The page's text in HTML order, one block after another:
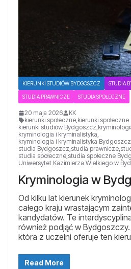
KIERUNKI STUDIÓW BYDGOSZCZ STUDIA
STUDIA PRAWNICZE STUDIA SPOŁECZNE
20 maja 2026
KK
kierunki społeczne kierunki
kierunki studiów Bydgoszcz
kryminologia i kryminalistyka
kryminologia i kryminalistyka Bydgoszcz
studia Bydgoszcz studia prawnicze
studia społeczne studia społeczne
Uniwersytet Kazimierza Wielkiego w
Kryminologia w
Od kilku lat kierunek
całego kraju wrastającym
kandydatów. Te
również podjąć w
która z uczelni oferuje ten
Read More